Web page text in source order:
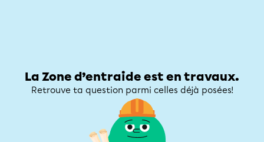
La Zone d’entraide est en travaux.
Retrouve ta question parmi celles déjà posées!